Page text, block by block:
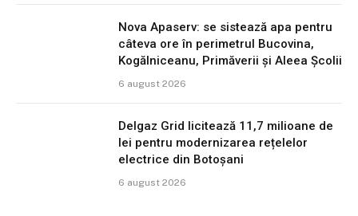
Nova Apaserv: se sistează apa pentru
câteva ore în perimetrul Bucovina,
Kogălniceanu, Primăverii și Aleea Școlii
6 august 2026
Delgaz Grid licitează 11,7 milioane de
lei pentru modernizarea rețelelor
electrice din Botoșani
6 august 2026